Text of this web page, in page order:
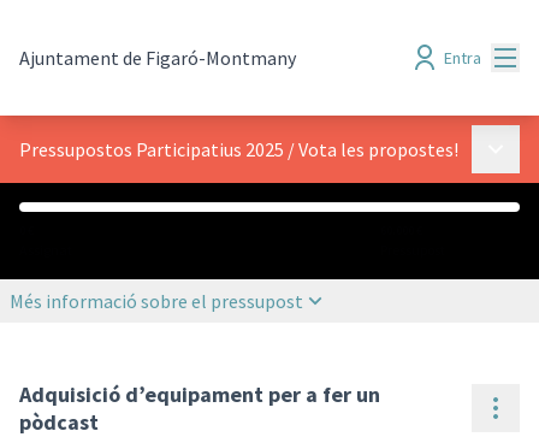
Ajuntament de Figaró-Montmany Entra
Pressupostos Participatius 2025 /Vota les propostes!
Més informació sobre el pressupost
Adquisició d’equipament per a fer un
pòdcast